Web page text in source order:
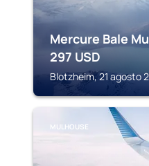
Mercure Bale
297 USD
Blotzheim, 21 agosto
MULHOUSE